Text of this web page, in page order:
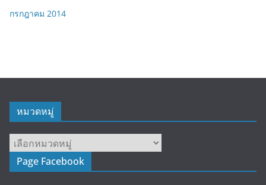
กรกฎาคม 2014
หมวดหมู่
หมวด
หมู่Page Facebook